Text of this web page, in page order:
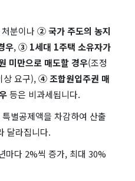
분이나② 국가 주도의 농지
우,③ 1세대 1주택 소유자가
미만으로 매도할 경우(조정
상 요구),④ 조합원입주권 매
등은 비과세됩니다.
별공제액을 차감하여 산출
달라집니다.
마다 2%씩 증가, 최대 30%